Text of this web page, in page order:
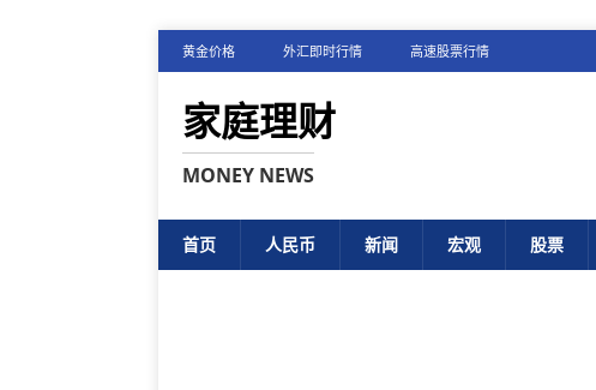
黄金价格 外汇即时行情 高速股票行情
家庭理财
MONEY NEWS
首页 人民币 新闻 宏观 股票